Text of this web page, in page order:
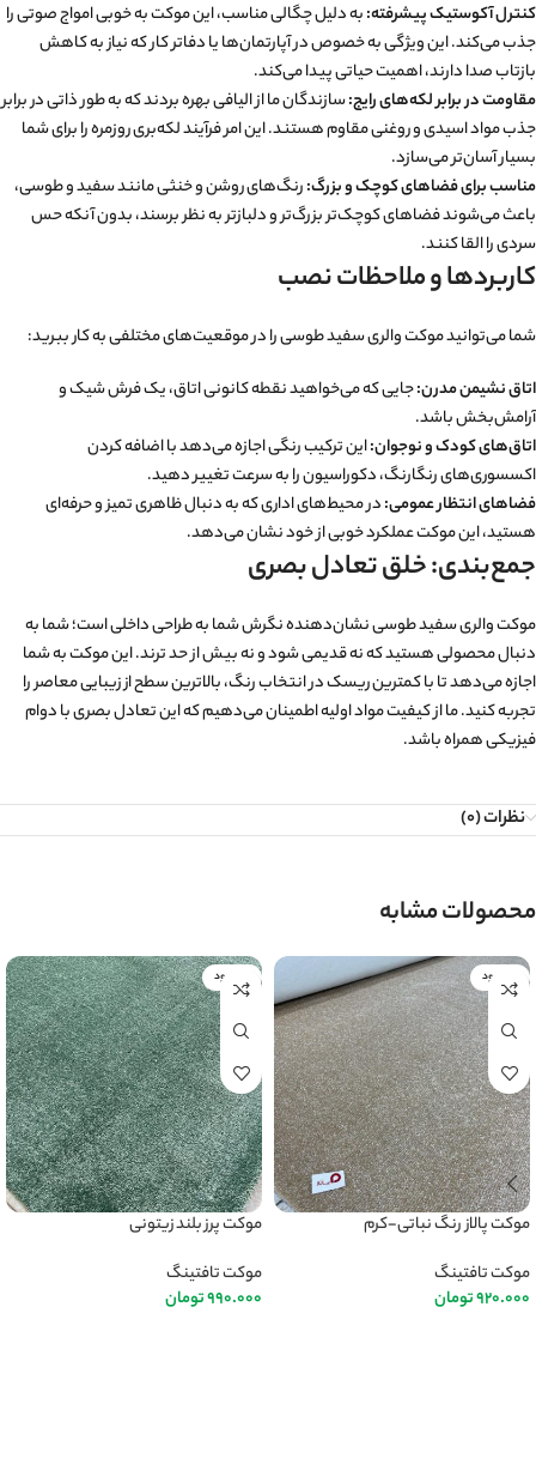
کنترل آکوستیک پیشرفته:به دلیل چگالی مناسب، این موکت به خوبی امواج صوتی را
جذب می‌کند. این ویژگی به خصوص در آپارتمان‌ها یا دفاتر کار که نیاز به کاهش
بازتاب صدا دارند، اهمیت حیاتی پیدا می‌کند.
مقاومت در برابر لکه‌های رایج:سازندگان ما از الیافی بهره بردند که به طور ذاتی در برابر
جذب مواد اسیدی و روغنی مقاوم هستند. این امر فرآیند لکه‌بری روزمره را برای شما
بسیار آسان‌تر می‌سازد.
مناسب برای فضاهای کوچک و بزرگ:رنگ‌های روشن و خنثی مانند سفید و طوسی،
باعث می‌شوند فضاهای کوچک‌تر بزرگ‌تر و دلبازتر به نظر برسند، بدون آنکه حس
سردی را القا کنند.
کاربردها و ملاحظات نصب
شما می‌توانید موکت والری سفید طوسی را در موقعیت‌های مختلفی به کار ببرید:
اتاق نشیمن مدرن:جایی که می‌خواهید نقطه کانونی اتاق، یک فرش شیک و
آرامش‌بخش باشد.
اتاق‌های کودک و نوجوان:این ترکیب رنگی اجازه می‌دهد با اضافه کردن
اکسسوری‌های رنگارنگ، دکوراسیون را به سرعت تغییر دهید.
فضاهای انتظار عمومی:در محیط‌های اداری که به دنبال ظاهری تمیز و حرفه‌ای
هستید، این موکت عملکرد خوبی از خود نشان می‌دهد.
جمع‌بندی: خلق تعادل بصری
موکت والری سفید طوسی نشان‌دهنده نگرش شما به طراحی داخلی است؛ شما به
دنبال محصولی هستید که نه قدیمی شود و نه بیش از حد ترند. این موکت به شما
اجازه می‌دهد تا با کمترین ریسک در انتخاب رنگ، بالاترین سطح از زیبایی معاصر را
تجربه کنید. ما از کیفیت مواد اولیه اطمینان می‌دهیم که این تعادل بصری با دوام
فیزیکی همراه باشد.
نظرات (0)
محصولات مشابه
ناموجود
موکت پالاز رنگ نباتی-کرم
موکت تافتینگ
920.000تومان
ناموجود
موکت پرز بلند زیتونی
موکت تافتینگ
990.000تومان